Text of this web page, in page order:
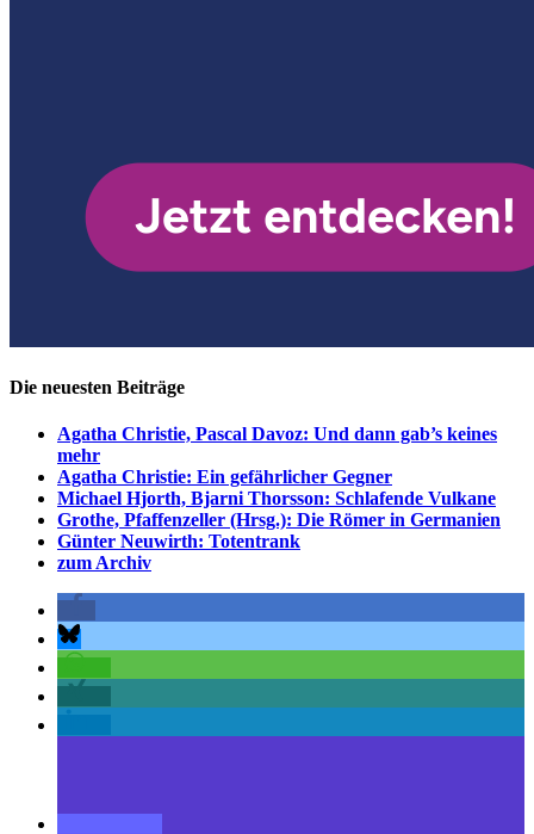
Die neuesten Beiträge
Agatha Christie, Pascal Davoz: Und dann gab’s keines
mehr
Agatha Christie: Ein gefährlicher Gegner
Michael Hjorth, Bjarni Thorsson: Schlafende Vulkane
Grothe, Pfaffenzeller (Hrsg.): Die Römer in Germanien
Günter Neuwirth: Totentrank
zum Archiv